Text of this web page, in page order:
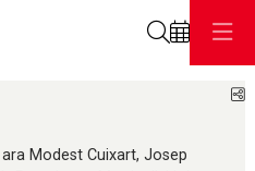
Modest Cuixart, Josep